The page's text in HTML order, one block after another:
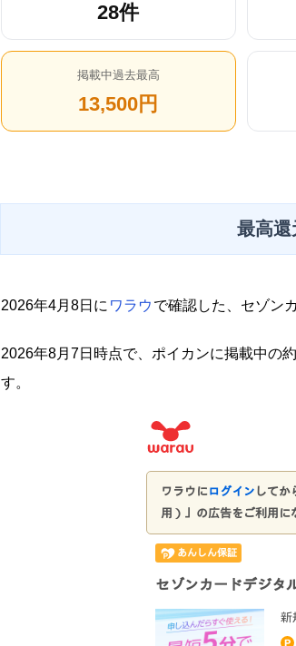
28件
掲載中過去最高
13,500円
最高還
2026年4月8日に ワラウ で確認した、セゾン
2026年8月7日時点で、ポイカンに掲載中の
す。